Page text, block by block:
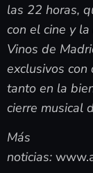
las 22 horas,
con el cine y
Vinos de
exclusivos
tanto en la
cierre musical
Más
noticias: